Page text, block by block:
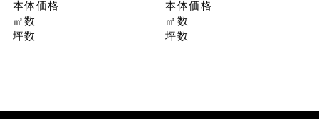
本体価格
㎡数
坪数
本体価格
㎡数
坪数